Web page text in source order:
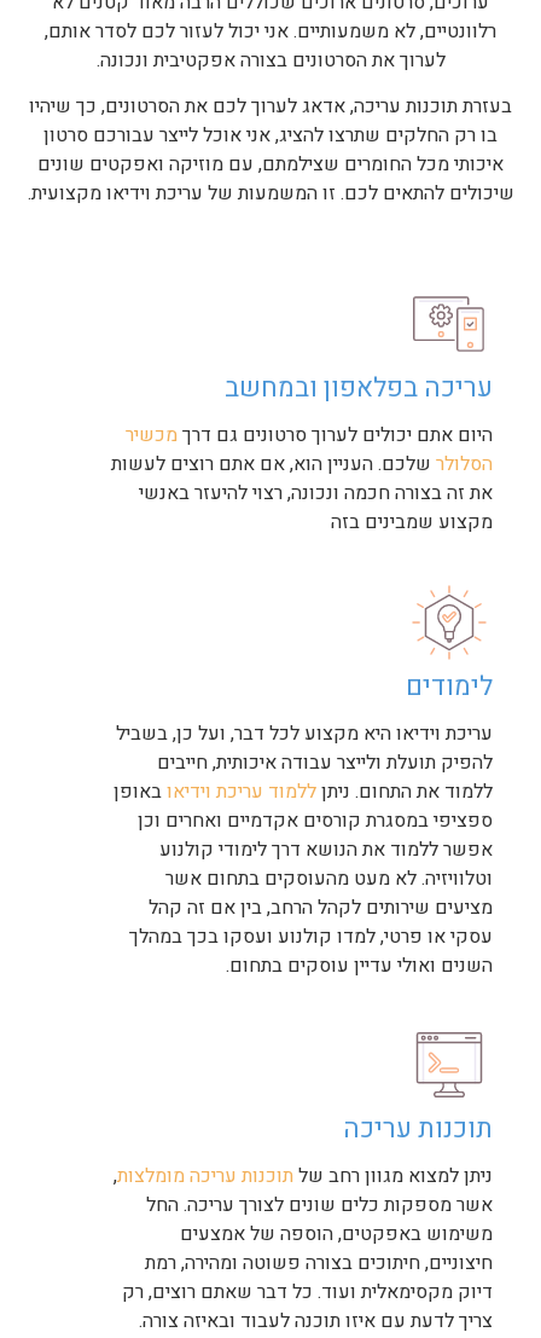
רלוונטיים, לא משמעותיים. אני יכול לעזור לכם לסדר אותם,
לערוך את הסרטונים בצורה אפקטיבית ונכונה.
בעזרת תוכנות עריכה, אדאג לערוך לכם את הסרטונים, כך שיהיו
בו רק החלקים שתרצו להציג, אני אוכל לייצר עבורכם סרטון
איכותי מכל החומרים שצילמתם, עם מוזיקה ואפקטים שונים
שיכולים להתאים לכם. זו המשמעות של עריכת וידיאו מקצועית.
עריכה בפלאפון ובמחשב
היום אתם יכולים לערוך סרטונים גם דרךמכשיר
הסלולר שלכם. העניין הוא, אם אתם רוצים לעשות
את זה בצורה חכמה ונכונה, רצוי להיעזר באנשי
מקצוע שמבינים בזה
לימודים
עריכת וידיאו היא מקצוע לכל דבר, ועל כן, בשביל
להפיק תועלת ולייצר עבודה איכותית, חייבים
ללמוד את התחום. ניתןללמוד עריכת וידיאובאופן
ספציפי במסגרת קורסים אקדמיים ואחרים וכן
אפשר ללמוד את הנושא דרך לימודי קולנוע
וטלוויזיה. לא מעט מהעוסקים בתחום אשר
מציעים שירותים לקהל הרחב, בין אם זה קהל
עסקי או פרטי, למדו קולנוע ועסקו בכך במהלך
השנים ואולי עדיין עוסקים בתחום.
תוכנות עריכה
ניתן למצוא מגוון רחב של תוכנות עריכה מומלצות,
אשר מספקות כלים שונים לצורך עריכה. החל
משימוש באפקטים, הוספה של אמצעים
חיצוניים, חיתוכים בצורה פשוטה ומהירה, רמת
דיוק מקסימאלית ועוד. כל דבר שאתם רוצים, רק
צריך לדעת עם איזו תוכנה לעבוד ובאיזה צורה.